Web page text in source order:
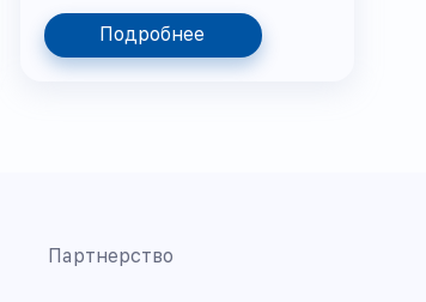
Подробнее
Партнерство